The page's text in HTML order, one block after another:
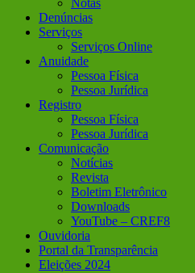
Notas
Denúncias
Serviços
Serviços Online
Anuidade
Pessoa Física
Pessoa Jurídica
Registro
Pessoa Física
Pessoa Jurídica
Comunicação
Notícias
Revista
Boletim Eletrônico
Downloads
YouTube – CREF8
Ouvidoria
Portal da Transparência
Eleições 2024